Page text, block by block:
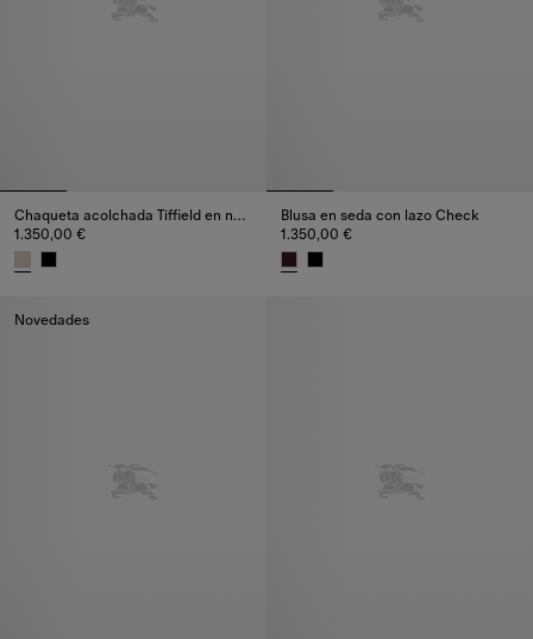
Chaqueta acolchada Tiffield en nailon
1.350,00 €
Blusa en seda con lazo Check
1.350,00 €
Novedades